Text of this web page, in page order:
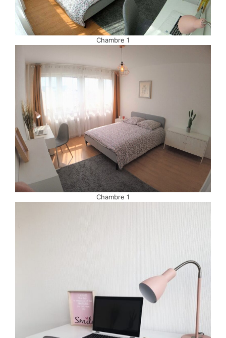
Chambre 1
Chambre 1